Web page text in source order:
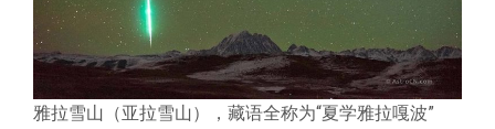
雅拉雪山（亚拉雪山），藏语全称为“夏学雅拉嘎波”